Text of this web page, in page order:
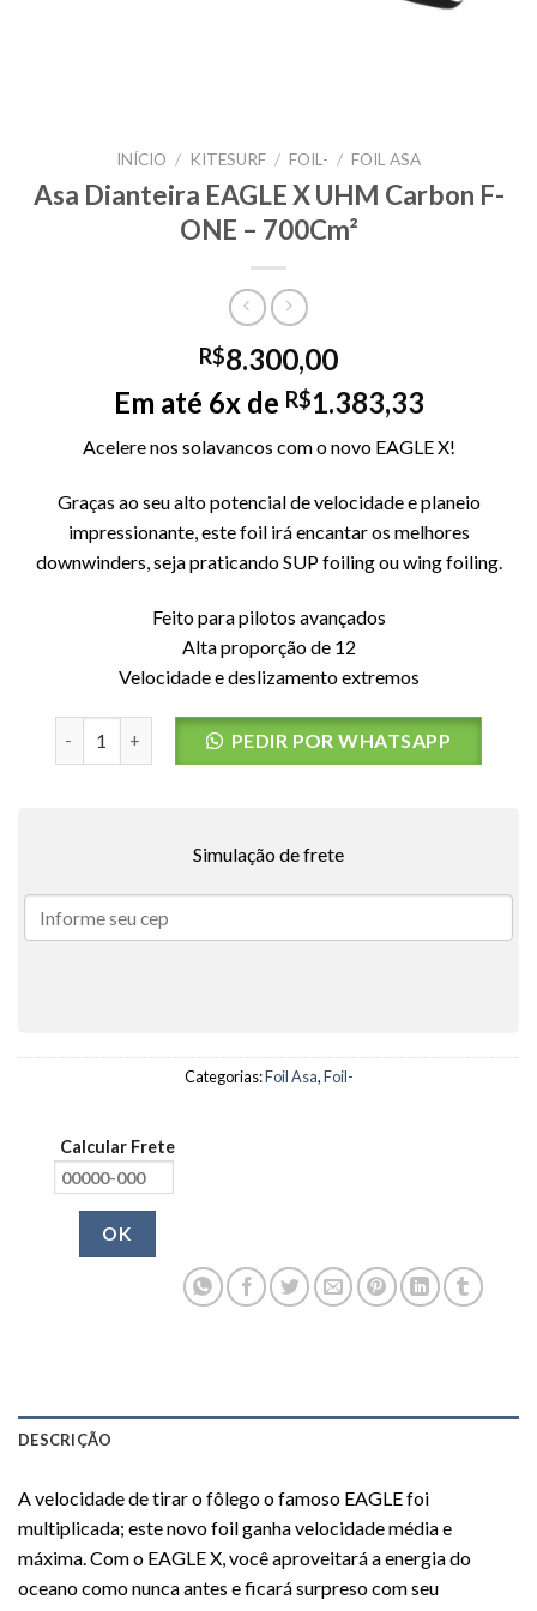
INÍCIO / KITESURF / FOIL- / FOIL ASA
Asa Dianteira EAGLE X UHM Carbon F-
ONE – 700Cm²
R$8.300,00
Em até 6x de R$1.383,33
Acelere nos solavancos com o novo EAGLE X!
Graças ao seu alto potencial de velocidade e planeio
impressionante, este foil irá encantar os melhores
downwinders, seja praticando SUP foiling ou wing foiling.
Feito para pilotos avançados
Alta proporção de 12
Velocidade e deslizamento extremos
Asa Dianteira EAGLE X UHM Carbon F-ONE - 700Cm²
PEDIR POR WHATSAPP
Simulação de frete
Categorias:Foil Asa,Foil-
Calcular Frete
OK
DESCRIÇÃO
A velocidade de tirar o fôlego o famoso EAGLE foi
multiplicada; este novo foil ganha velocidade média e
máxima. Com o EAGLE X, você aproveitará a energia do
oceano como nunca antes e ficará surpreso com seu